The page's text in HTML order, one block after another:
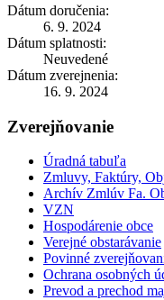
Dátum doručenia:
6. 9. 2024
Dátum splatnosti:
Neuvedené
Dátum zverejnenia:
16. 9. 2024
Zverejňovanie
Úradná tabuľa
Zmluvy, Faktúry,
Archív Zmlúv Fa.
VZN
Hospodárenie obce
Verejné obstarávanie
Povinné
Ochrana osobných
Prevod a prechod